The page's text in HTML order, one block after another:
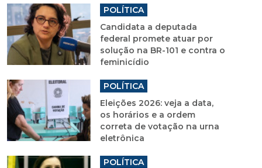
POLÍTICA
Candidata a deputada
federal promete atuar por
solução na BR-101 e contra o
feminicídio
POLÍTICA
Eleições 2026: veja a data,
os horários e a ordem
correta de votação na urna
eletrônica
POLÍTICA